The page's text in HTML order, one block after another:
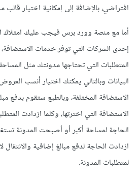
افتراضي، بالإضافة إلى إمكانية اختيار قالب
أما مع منصة وورد برس فيجب عليك
إحدى الشركات التي توفر خدمات
المتطلبات التي تحتاجها مدونتك مثل
البيانات وبالتالي يمكنك اختيار أنسب
الاستضافة المختلفة، وبالطبع ستقوم
الاستضافة التي اخترتها، وكلما ازدادت
الحاجة لمساحة أكبر أو أصبحت المدونة
ازدادت الحاجة لدفع مبالغ إضافية
لمتطلبات المدونة.